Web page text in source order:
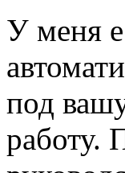
У меня
под
работу.